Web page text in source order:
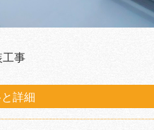
工事
詳細